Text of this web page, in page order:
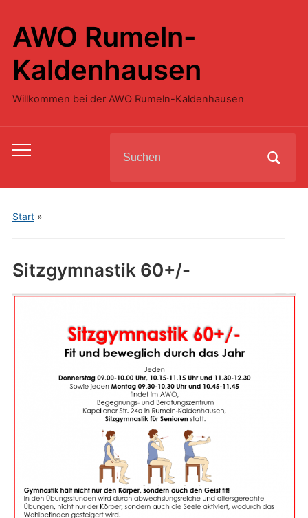
AWO Rumeln-
Kaldenhausen
Willkommen bei der AWO Rumeln-Kaldenhausen
Toggle
menu
for:
Start»
Sitzgymnastik 60+/-